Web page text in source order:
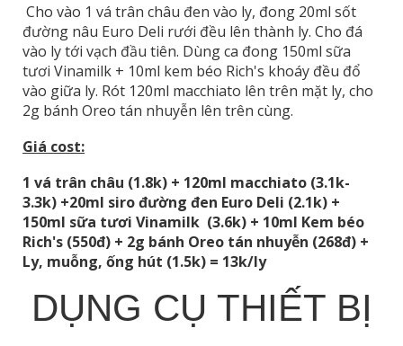
Cho vào 1 vá trân châu đen vào ly, đong 20ml sốt
đường nâu Euro Deli rưới đều lên thành ly. Cho đá
vào ly tới vạch đầu tiên. Dùng ca đong 150ml sữa
tươi Vinamilk + 10ml kem béo Rich's khoáy đều đổ
vào giữa ly. Rót 120ml macchiato lên trên mặt ly, cho
2g bánh Oreo tán nhuyễn lên trên cùng.
Giá cost:
1 vá trân châu (1.8k) + 120ml macchiato (3.1k-
3.3k) +20ml siro đường đen Euro Deli (2.1k) +
150ml sữa tươi Vinamilk (3.6k) + 10ml Kem béo
Rich's (550đ) + 2g bánh Oreo tán nhuyễn (268đ) +
Ly, muỗng, ống hút (1.5k) = 13k/ly
DỤNG CỤ THIẾT BỊ